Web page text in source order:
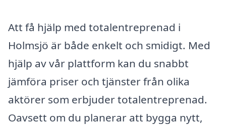
Att få hjälp med totalentreprenad i
Holmsjö är både enkelt och smidigt. Med
hjälp av vår plattform kan du snabbt
jämföra priser och tjänster från olika
aktörer som erbjuder totalentreprenad.
Oavsett om du planerar att bygga nytt,